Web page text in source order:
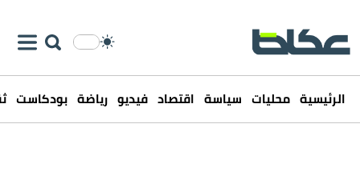
الرئيسية محليات سياسة اقتصاد فيديو رياضة بودكاست